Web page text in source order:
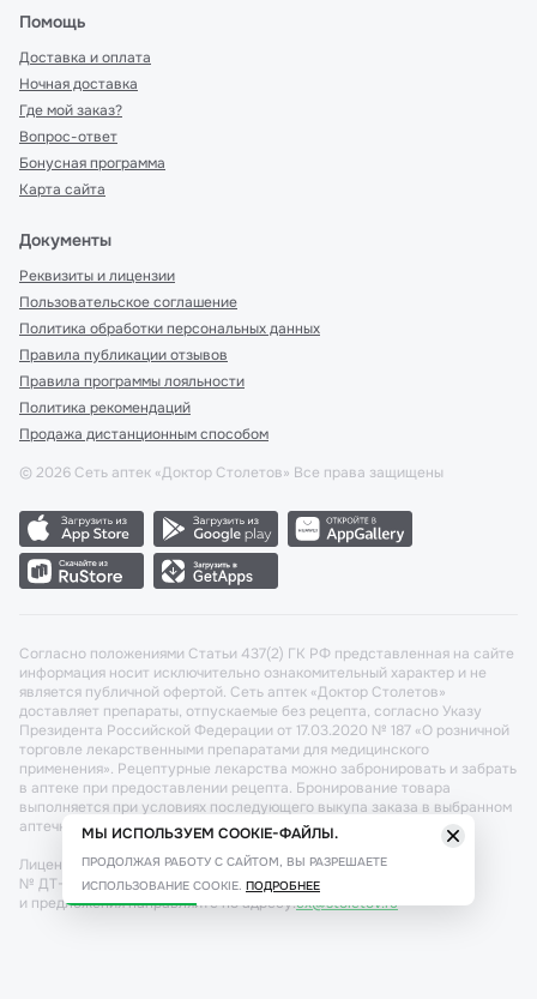
Помощь
Доставка и оплата
Ночная доставка
Где мой заказ?
Вопрос-ответ
Бонусная программа
Карта сайта
Документы
Реквизиты и лицензии
Пользовательское соглашение
Политика обработки персональных данных
Правила публикации отзывов
Правила программы лояльности
Политика рекомендаций
Продажа дистанционным способом
© 2026 Сеть аптек «Доктор Столетов» Все права защищены
Согласно положениями Статьи 437(2) ГК РФ представленная на сайте
информация носит исключительно ознакомительный характер и не
является публичной офертой. Сеть аптек «Доктор Столетов»
доставляет препараты, отпускаемые без рецепта, согласно Указу
Президента Российской Федерации от 17.03.2020 № 187 «О розничной
торговле лекарственными препаратами для медицинского
применения». Рецептурные лекарства можно забронировать и забрать
в аптеке при предоставлении рецепта. Бронирование товара
выполняется при условиях последующего выкупа заказа в выбранном
аптечном пункте.
Лицензия №: ЛО-77-02-011340 от 22 декабря 2020г. Разрешение
№ ДТ-77-000421 от 25.10.2021 г. Вопросы по заказам, претензии
и предложения направляйте по адресу:cx@stoletov.ru
МЫ ИСПОЛЬЗУЕМ COOKIE-ФАЙЛЫ.
ПРОДОЛЖАЯ РАБОТУ С САЙТОМ, ВЫ РАЗРЕШАЕТЕ
ИСПОЛЬЗОВАНИЕ COOKIE. ПОДРОБНЕЕ